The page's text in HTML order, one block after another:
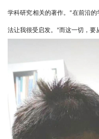
学科研究相关的著作。 “在前沿的
法让我很受启发。 ”而这一切，要